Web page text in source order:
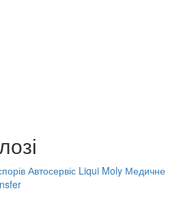
Автосервіс Liqui Moly Медичне